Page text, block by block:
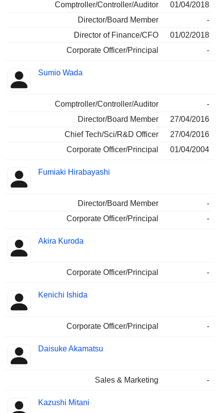
Comptroller/Controller/Auditor
01/04/2018
Director/Board Member
-
Director of Finance/CFO
01/02/2018
Corporate Officer/Principal
-
Sumio Wada
Comptroller/Controller/Auditor
-
Director/Board Member
27/04/2016
Chief Tech/Sci/R&D Officer
27/04/2016
Corporate Officer/Principal
01/04/2004
Fumiaki Hirabayashi
Director/Board Member
-
Corporate Officer/Principal
-
Akira Kuroda
Corporate Officer/Principal -
Kenichi Ishida
Corporate Officer/Principal -
Daisuke Akamatsu
Sales & Marketing -
Kazushi Mitani